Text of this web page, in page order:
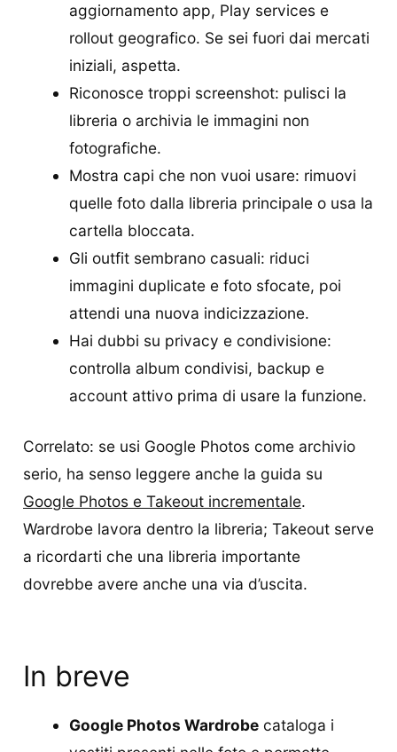
aggiornamento app, Play services e
rollout geografico. Se sei fuori dai mercati
iniziali, aspetta.
Riconosce troppi screenshot: pulisci la
libreria o archivia le immagini non
fotografiche.
Mostra capi che non vuoi usare: rimuovi
quelle foto dalla libreria principale o usa la
cartella bloccata.
Gli outfit sembrano casuali: riduci
immagini duplicate e foto sfocate, poi
attendi una nuova indicizzazione.
Hai dubbi su privacy e condivisione:
controlla album condivisi, backup e
account attivo prima di usare la funzione.
Correlato: se usi Google Photos come archivio
serio, ha senso leggere anche la guida su
Google Photos e Takeout incrementale.
Wardrobe lavora dentro la libreria; Takeout serve
a ricordarti che una libreria importante
dovrebbe avere anche una via d’uscita.
In breve
Google Photos Wardrobecataloga i